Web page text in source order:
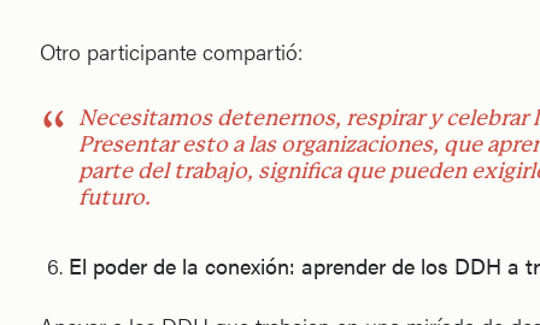
Otro participante compartió:
Necesitamos detenernos, respirar y celebrar
Presentar esto a las organizaciones, que
parte del trabajo, significa que pueden
futuro.
El poder de la conexión: aprender de los DDH a